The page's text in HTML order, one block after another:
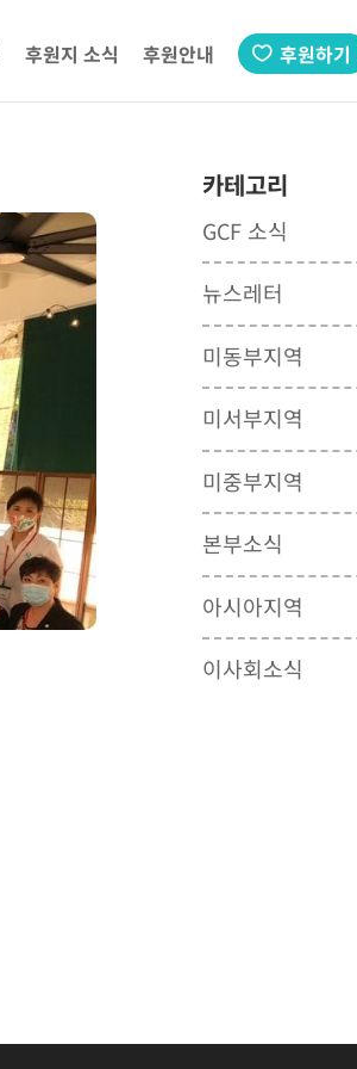
후원지 소식 후원안내 후원하기
카테고리
GCF 소식
뉴스레터
미동부지역
미서부지역
미중부지역
본부소식
아시아지역
이사회소식